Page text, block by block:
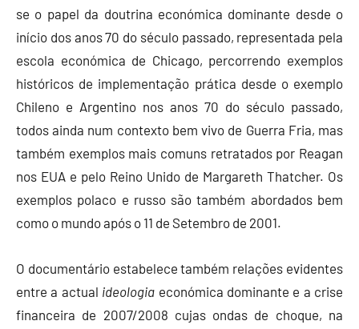
se o papel da doutrina económica dominante desde o
início dos anos 70 do século passado, representada pela
escola económica de Chicago, percorrendo exemplos
históricos de implementação prática desde o exemplo
Chileno e Argentino nos anos 70 do século passado,
todos ainda num contexto bem vivo de Guerra Fria, mas
também exemplos mais comuns retratados por Reagan
nos EUA e pelo Reino Unido de Margareth Thatcher. Os
exemplos polaco e russo são também abordados bem
como o mundo após o 11 de Setembro de 2001.
O documentário estabelece também relações evidentes
entre a actual ideologia económica dominante e a crise
financeira de 2007/2008 cujas ondas de choque, na